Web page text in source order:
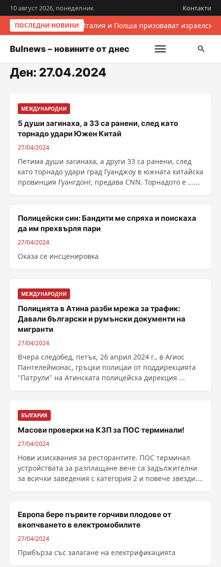
10 август 2026, понеделник Контакти
ПОСЛЕДНИ НОВИНИ Италия и Полша призовават
Bulnews – новините от днес
Ден: 27.04.2024
МЕЖДУНАРОДНИ
5 души загинаха, а 33 са ранени, след като
торнадо удари Южен Китай
27/04/2024
Петима души загинаха, а други 33 са ранени, след
като торнадо удари град Гуанджоу в южната китайска
провинция Гуангдонг, предава CNN. Торнадото е ......
Полицейски син: Бандити ме спряха и поискаха
да им прехвърля пари
27/04/2024
Оказа се инсценировка
МЕЖДУНАРОДНИ
Полицията в Атина разби мрежа за трафик:
Давали български и румънски документи на
мигранти
27/04/2024
Вчера следобед, петък, 26 април 2024 г., в Агиос
Пантелеймонас, гръцки полицаи от поддирекцията
"Патрули" на Атинската полицейска дирекция ...
БЪЛГАРИЯ
Масови проверки на КЗП за ПОС терминали!
27/04/2024
Нови изисквания за ресторантите. ПОС терминал
устройствата за разплащане вече са задължителни
за всички заведения с категория 2 и повече звезди.
Европа бере първите горчиви плодове от
вкопчването в електромобилите
27/04/2024
Прибърза със залагане на електрификацията